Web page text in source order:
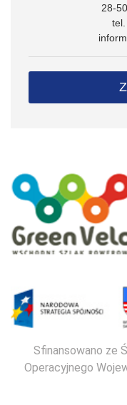
28-
Sfinansowano ze
Operacyjnego